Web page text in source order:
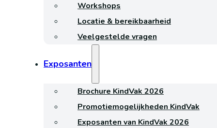
Workshops
Locatie & bereikbaarheid
Veelgestelde vragen
Exposanten
Brochure KindVak 2026
Promotiemogelijkheden KindVak
Exposanten van KindVak 2026